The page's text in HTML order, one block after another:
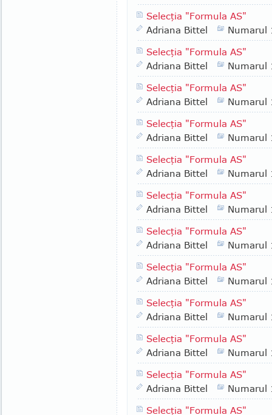
Selecţia "Formula AS"
Adriana Bittel
Numarul
Selecţia "Formula AS"
Adriana Bittel
Numarul
Selecţia "Formula AS"
Adriana Bittel
Numarul
Selecţia "Formula AS"
Adriana Bittel
Numarul
Selecţia "Formula AS"
Adriana Bittel
Numarul
Selecţia "Formula AS"
Adriana Bittel
Numarul
Selecţia "Formula AS"
Adriana Bittel
Numarul
Selecţia "Formula AS"
Adriana Bittel
Numarul
Selecţia "Formula AS"
Adriana Bittel
Numarul
Selecţia "Formula AS"
Adriana Bittel
Numarul
Selecţia "Formula AS"
Adriana Bittel
Numarul
Selecţia "Formula AS"